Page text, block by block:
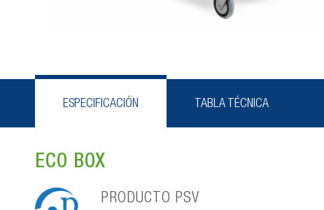
ESPECIFICACIÓN TABLA TÉCNICA
ECO BOX
PRODUCTO PSV